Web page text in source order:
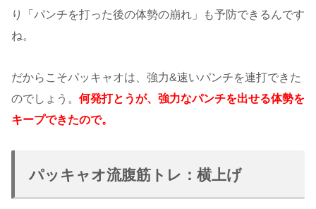
り「パンチを打った後の体勢の崩れ」も予防できるんです
ね。
だからこそパッキャオは、強力&速いパンチを連打できた
のでしょう。 何発打とうが、強力なパンチを出せる体勢を
キープできたので。
パッキャオ流腹筋トレ：横上げ